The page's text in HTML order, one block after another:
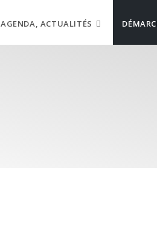
AGENDA, ACTUALITÉS